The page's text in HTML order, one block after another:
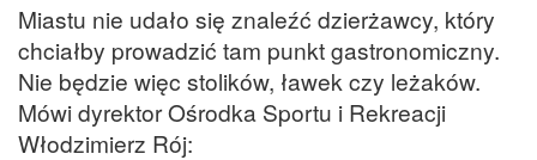
Miastu nie udało się znaleźć dzierżawcy, który
chciałby prowadzić tam punkt gastronomiczny.
Nie będzie więc stolików, ławek czy leżaków.
Mówi dyrektor Ośrodka Sportu i Rekreacji
Włodzimierz Rój: